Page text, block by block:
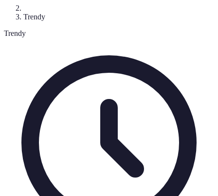
Trendy
Trendy